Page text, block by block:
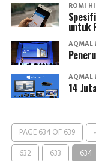
ROMI
untuk
AQMAL
AQMAL
14
PAGE 634 OF 639
632
633 634